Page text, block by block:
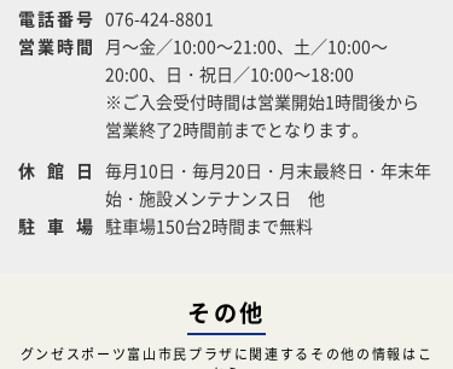
電話番号 076-424-8801
営業時間
月～金／10:00～21:00、土／10:00～
20:00、日・祝日／10:00～18:00
※ご入会受付時間は営業開始1時間後から
営業終了2時間前までとなります。
休館日 毎月10日・毎月20日・月末最終日・年末年
始・施設メンテナンス日 他
駐車場 駐車場150台2時間まで無料
その他
グンゼスポーツ富山市民プラザに関連するその他の情報はこ